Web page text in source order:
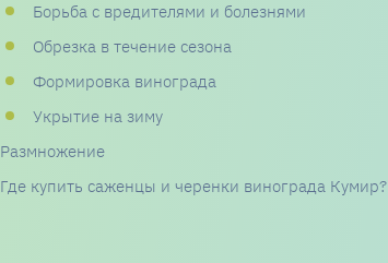
Борьба с вредителями и болезнями
Обрезка в течение сезона
Формировка винограда
Укрытие на зиму
Размножение
Где купить саженцы и черенки винограда Кумир?